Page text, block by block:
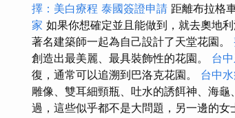
擇：美白療程 泰國簽證申請 距離布拉格
家 如果你想確定並且能做到，就去奧地
著名建築師一起為自己設計了天堂花園。
創造出最美麗、最具裝飾性的花園。 台
復，通常可以追溯到巴洛克花園。 台中
雕像、雙耳細頸瓶、吐水的誘餌神、海龜
過，這些似乎都不是大問題，另一邊的